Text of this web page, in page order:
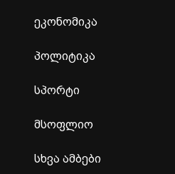
ეკონომიკა
პოლიტიკა
სპორტი
მსოფლიო
სხვა ამბები